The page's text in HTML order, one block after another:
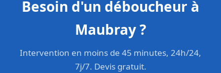
Besoin d'un déboucheur à
Maubray ?
Intervention en moins de 45 minutes, 24h/24,
7j/7. Devis gratuit.